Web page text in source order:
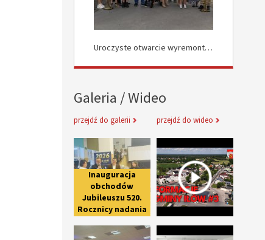
Uroczyste otwarcie wyremontowanych dróg w Załuskowie
Galeria / Wideo
przejdź do galerii przejdź do wideo
Inauguracja obchodów
Inauguracja
obchodów
Jubileuszu 520.
Rocznicy nadania
Iłowowi -
Uroczystość zakończenia